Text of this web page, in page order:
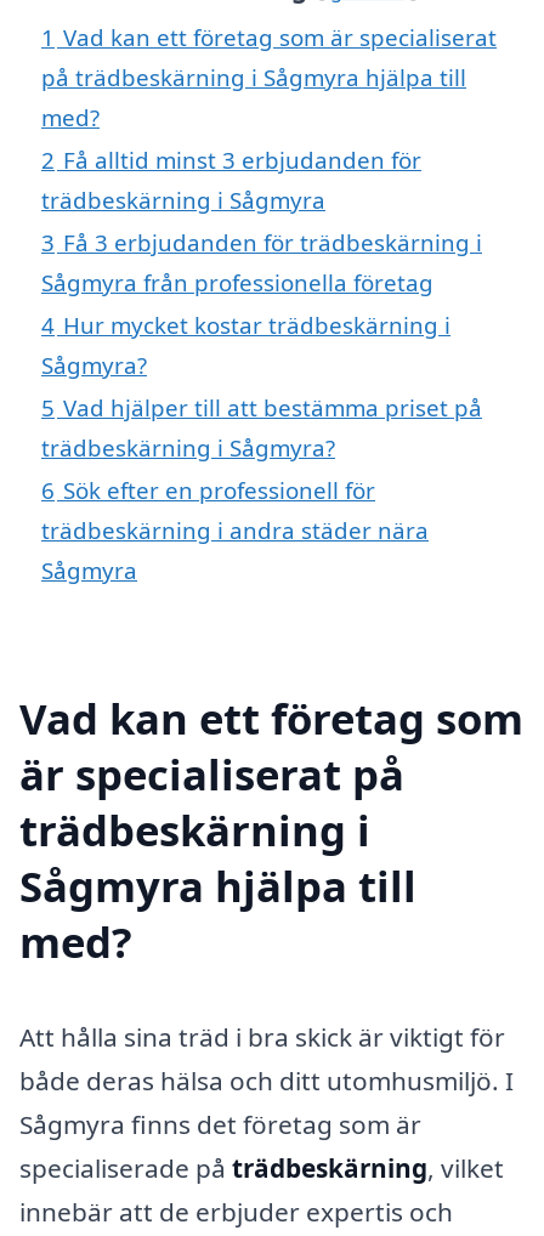
1 Vad kan ett företag som är specialiserat
på trädbeskärning i Sågmyra hjälpa till
med?
2 Få alltid minst 3 erbjudanden för
trädbeskärning i Sågmyra
3 Få 3 erbjudanden för trädbeskärning i
Sågmyra från professionella företag
4 Hur mycket kostar trädbeskärning i
Sågmyra?
5 Vad hjälper till att bestämma priset på
trädbeskärning i Sågmyra?
6 Sök efter en professionell för
trädbeskärning i andra städer nära
Sågmyra
Vad kan ett företag som
är specialiserat på
trädbeskärning i
Sågmyra hjälpa till
med?
Att hålla sina träd i bra skick är viktigt för
både deras hälsa och ditt utomhusmiljö. I
Sågmyra finns det företag som är
specialiserade på trädbeskärning, vilket
innebär att de erbjuder expertis och